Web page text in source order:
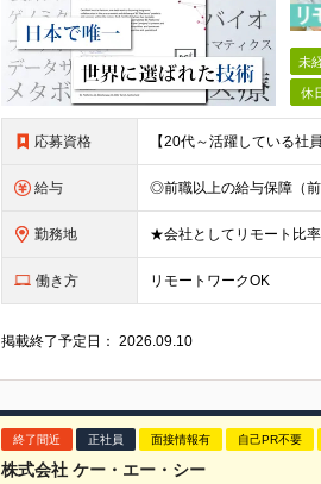
未
休
応募資格
給与
勤務地
働き方 リモートワークOK
掲載終了予定日：2026.09.10
終了間近 正社員 面接情報有 自己PR不要
株式会社 ケー・エー・シー